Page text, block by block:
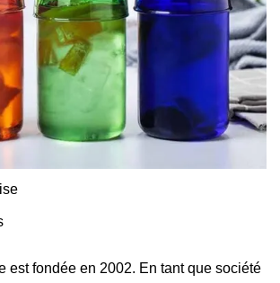
est fondée en 2002. En tant que société